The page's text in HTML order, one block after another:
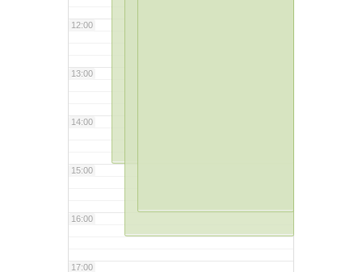
12:00
13:00
14:00
15:00
16:00
17:00